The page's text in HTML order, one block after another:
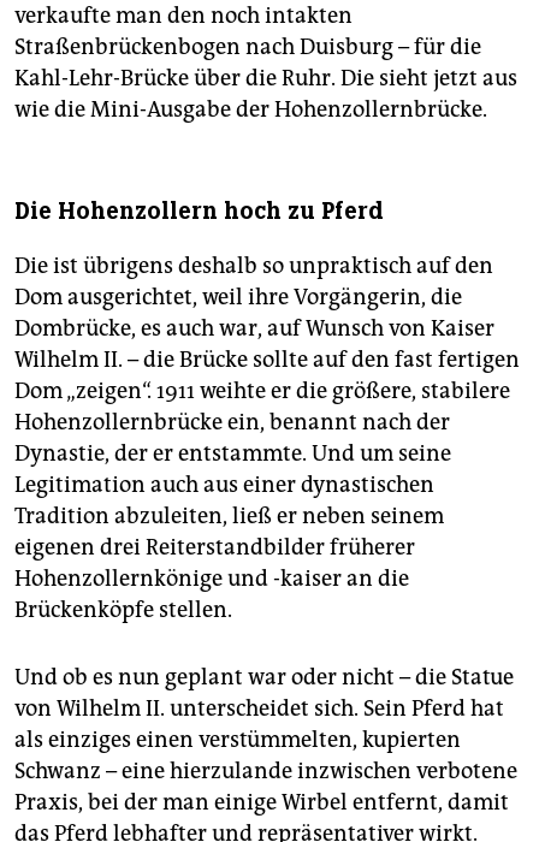
verkaufte man den noch intakten
Straßenbrückenbogen nach Duisburg – für die
Kahl-Lehr-Brücke über die Ruhr. Die sieht jetzt aus
wie die Mini-Ausgabe der Hohenzollernbrücke.
Die Hohenzollern hoch zu Pferd
Die ist übrigens deshalb so unpraktisch auf den
Dom ausgerichtet, weil ihre Vorgängerin, die
Dombrücke, es auch war, auf Wunsch von Kaiser
Wilhelm II. – die Brücke sollte auf den fast fertigen
Dom „zeigen“. 1911 weihte er die größere, stabilere
Hohenzollernbrücke ein, benannt nach der
Dynastie, der er entstammte. Und um seine
Legitimation auch aus einer dynastischen
Tradition abzuleiten, ließ er neben seinem
eigenen drei Reiterstandbilder früherer
Hohenzollernkönige und -kaiser an die
Brückenköpfe stellen.
Und ob es nun geplant war oder nicht – die Statue
von Wilhelm II. unterscheidet sich. Sein Pferd hat
als einziges einen verstümmelten, kupierten
Schwanz – eine hierzulande inzwischen verbotene
Praxis, bei der man einige Wirbel entfernt, damit
das Pferd lebhafter und repräsentativer wirkt.